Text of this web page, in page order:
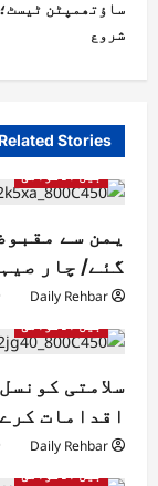
ساؤتھمپٹن
شروع
Related Stories
بین الاقوامی
یمن سے
گئے/ چار
Daily Rehbar
بین الاقوامی
سلامتی
اقدامات
Daily Rehbar
بین الاقوامی